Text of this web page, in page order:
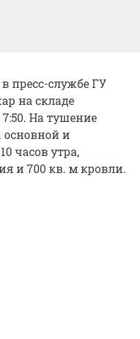
пресс-службе ГУ
на складе
На тушение
и
часов утра,
и 700 кв. м кровли.